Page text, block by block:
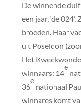
De winnende
een jaar, ‘de
broeden. Haar
uit Poseidon
Het
winnaars: 14
e
36
e
nationaal
winnares komt